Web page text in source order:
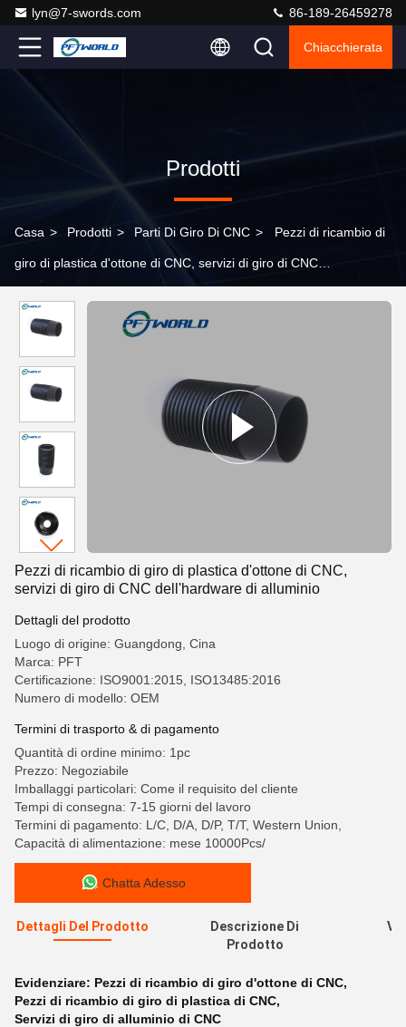
lyn@7-swords.com 86-189-26459278
Chiacchierata
Prodotti
Casa > Prodotti > Parti Di Giro Di CNC > Pezzi di ricambio di
giro di plastica d'ottone di CNC, servizi di giro di CNC
Pezzi di ricambio di giro di plastica d'ottone di CNC,
servizi di giro di CNC dell'hardware di alluminio
Dettagli del prodotto
Luogo di origine: Guangdong, Cina
Marca: PFT
Certificazione: ISO9001:2015, ISO13485:2016
Numero di modello: OEM
Termini di trasporto & di pagamento
Quantità di ordine minimo: 1pc
Prezzo: Negoziabile
Imballaggi particolari: Come il requisito del cliente
Tempi di consegna: 7-15 giorni del lavoro
Termini di pagamento: L/C, D/A, D/P, T/T, Western Union,
Capacità di alimentazione: mese 10000Pcs/
Chatta Adesso
Dettagli Del Prodotto
Descrizione Di
Prodotto
Evidenziare: Pezzi di ricambio di giro d'ottone di CNC,
Pezzi di ricambio di giro di plastica di CNC,
Servizi di giro di alluminio di CNC